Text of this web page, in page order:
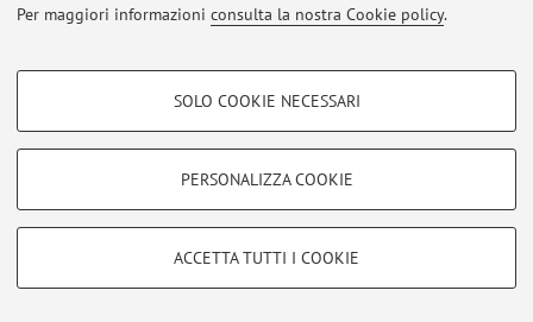
Per maggiori informazioni consulta la nostra Cookie policy.
COOKIE DI PROFILAZIONE - FACOLTATIVI
COOKIE TECNICI - NECESSARI
Si tratta di cookie tecnici utilizzati, a titolo esemplificativo, per il corretto
SOLO COOKIE NECESSARI
PERSONALIZZA COOKIE
ACCETTA TUTTI I COOKIE
© 2026 - ALMA MATER STUDIORUM - Università di Bologna - Via
Zamboni, 33 - 40126 Bologna - Partita IVA: 01131710376